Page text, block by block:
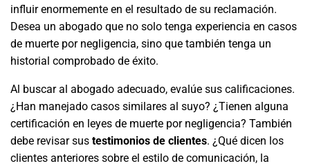
influir enormemente en el resultado de su reclamación.
Desea un abogado que no solo tenga experiencia en casos
de muerte por negligencia, sino que también tenga un
historial comprobado de éxito.
Al buscar al abogado adecuado, evalúe sus calificaciones.
¿Han manejado casos similares al suyo? ¿Tienen alguna
certificación en leyes de muerte por negligencia? También
debe revisar sus testimonios de clientes. ¿Qué dicen los
clientes anteriores sobre el estilo de comunicación, la